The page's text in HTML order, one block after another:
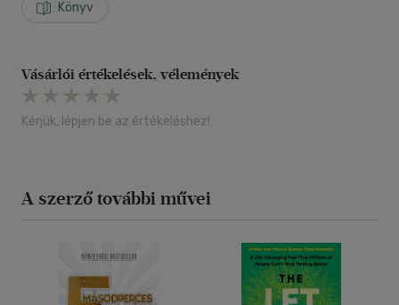
véleményét, elvárásait, viselkedését? Megkönnyebbülsz,
Könyv
Vásárlói értékelések, vélemények
Kérjük, lépjen be az értékeléshez!
A szerző további művei